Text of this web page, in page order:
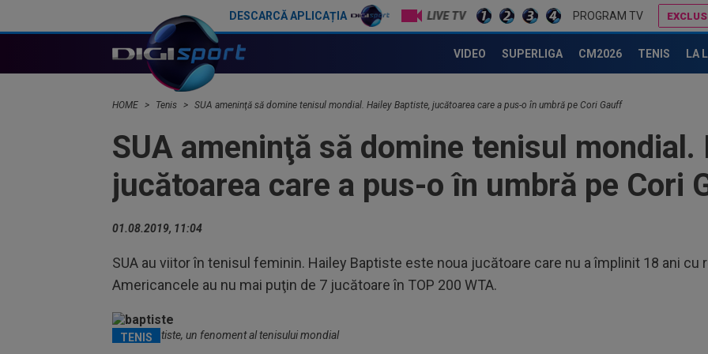
DESCARCĂ APLICAȚIA LIVE TV PROGRAM TV
VIDEO SUPERLIGA CM2026 TENIS LA
HOME Tenis SUA ameninţă să domine tenisul mondial. Hailey Baptiste, jucătoarea care a pus-o în umbră pe Cori Gauff
SUA ameninţă să domine tenisul
jucătoarea care a pus-o în umbră pe Cori
01.08.2019, 11:04
SUA au viitor în tenisul feminin. Hailey Baptiste este noua jucătoare care nu a împlinit 18 ani
Americancele au nu mai puţin de 7 jucătoare în TOP 200 WTA.
TENIS
Hailey Baptiste, un fenoment al tenisului mondial
al